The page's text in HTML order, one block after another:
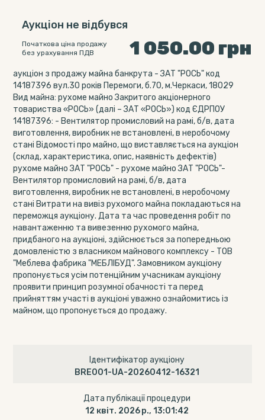
Аукціон не відбувся
Початкова ціна продажу
без урахування ПДВ
1 050.00 грн
аукціон з продажу майна банкрута - ЗАТ "РОСЬ" код
14187396 вул.30 років Перемоги, б.70, м.Черкаси, 18029
Вид майна: рухоме майно Закритого акціонерного
товариства «РОСЬ» (далі – ЗАТ «РОСЬ») код ЄДРПОУ
14187396: - Вентилятор промисловий на рамі, б/в, дата
виготовлення, виробник не встановлені, в неробочому
стані Відомості про майно, що виставляється на аукціон
(склад, характеристика, опис, наявність дефектів)
рухоме майно ЗАТ "РОСЬ" - рухоме майно ЗАТ "РОСЬ"-
Вентилятор промисловий на рамі, б/в, дата
виготовлення, виробник не встановлені, в неробочому
стані Витрати на вивіз рухомого майна покладаються на
переможця аукціону. Дата та час проведення робіт по
навантаженню та вивезенню рухомого майна,
придбаного на аукціоні, здійснюється за попередньою
домовленістю з власником майнового комплексу - ТОВ
"Меблева фабрика "МЕБЛІБУД". Замовником аукціону
пропонується усім потенційним учасникам аукціону
проявити принцип розумної обачності та перед
прийняттям участі в аукціоні уважно ознайомитись із
майном, що пропонується до продажу.
Ідентифікатор аукціону
BRE001-UA-20260412-16321
Дата публікації процедури
12 квіт. 2026 р., 13:01:42